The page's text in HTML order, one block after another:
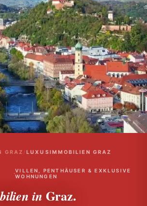
GRAZ /LUXUSIMMOBILIEN GRAZ
·VILLEN, PENTHÄUSER & EXKLUSIVE
WOHNUNGEN
in Graz.